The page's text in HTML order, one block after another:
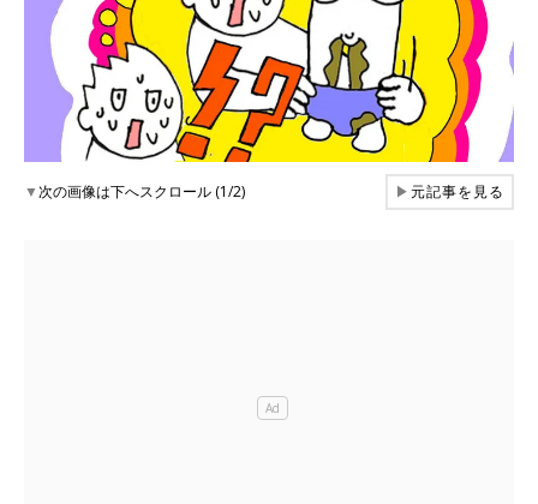
▼次の画像は下へスクロール (1/2) ▶元記事を見る